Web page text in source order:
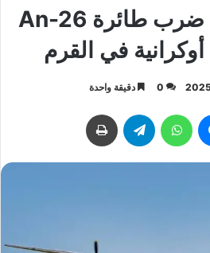
مصادر روسية: ضرب طائرة An-26
في القرم
0 دقيقة واحدة